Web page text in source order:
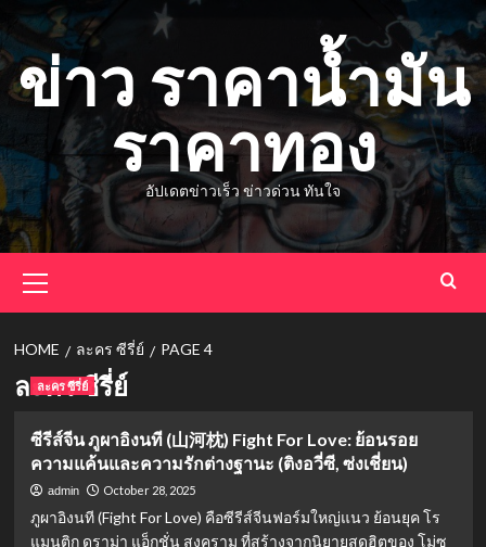
to
content
ข่าว ราคาน้ำมัน
ราคาทอง
อัปเดตข่าวเร็ว ข่าวด่วน ทันใจ
Menu
HOME ละคร ซีรี่ย์ PAGE 4
ละคร ซีรี่ย์
ละคร ซีรี่ย์
ซีรีส์จีน ภูผาอิงนที (山河枕) Fight For Love: ย้อนรอย
ความแค้นและความรักต่างฐานะ (ติงอวี่ซี, ซ่งเชี่ยน)
admin October 28, 2025
ภูผาอิงนที (Fight For Love) คือซีรีส์จีนฟอร์มใหญ่แนว ย้อนยุค โร
แมนติก ดราม่า แอ็กชั่น สงคราม ที่สร้างจากนิยายสุดฮิตของ โม่ซู